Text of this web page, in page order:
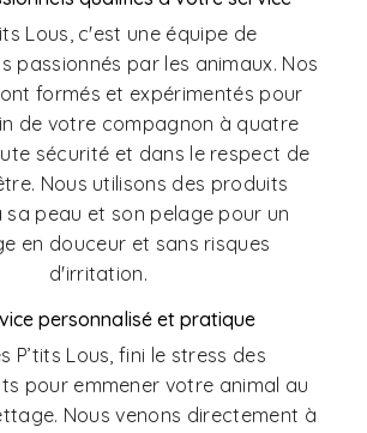
Lous, c'est une équipe de
passionnés par les animaux. Nos
formés et expérimentés pour
de votre compagnon à quatre
sécurité et dans le respect de
Nous utilisons des produits
peau et son pelage pour un
en douceur et sans risques
d'irritation.
personnalisé et pratique
P’tits Lous, fini le stress des
pour emmener votre animal au
Nous venons directement à